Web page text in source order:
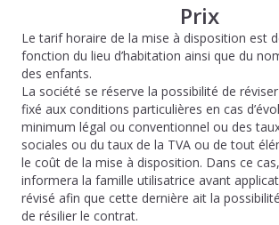
Prix
Le tarif horaire de la mise à disposition est
fonction du lieu d’habitation ainsi que du
des enfants.
La société se réserve la possibilité de
fixé aux conditions particulières en cas
minimum légal ou conventionnel ou des
sociales ou du taux de la TVA ou de tout
le coût de la mise à disposition. Dans ce
informera la famille utilisatrice avant
révisé afin que cette dernière ait la
de résilier le contrat.